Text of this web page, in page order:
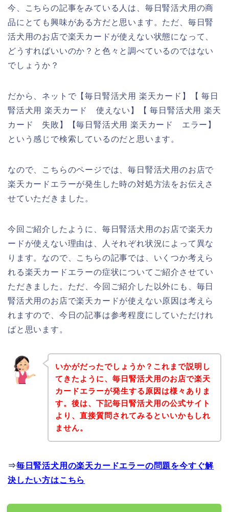
今、こちらの記事をみている人は、毎日腎活犬用の商
品にとても興味がある方だと思います。ただ、毎日腎
活犬用のお店で楽天カードが使えない状態になって、
どうすればいいのか？と色々と調べているのではない
でしょうか？
だから、ネットで【毎日腎活犬用 楽天カード】【 毎日
腎活犬用 楽天カード 使えない】【 毎日腎活犬用 楽天
カード 失敗】【毎日腎活犬用 楽天カード エラー】
という感じで検索しているのだと思います。
なので、こちらのページでは、毎日腎活犬用のお店で
楽天カードエラーが発生した時の対処方法をお伝えさ
せていただきました。
今回ご紹介したように、毎日腎活犬用のお店で楽天カ
ードが使えない理由は、人それぞれ状況によって異な
ります。なので、こちらの記事では、いくつか考えら
れる楽天カードエラーの症状についてご紹介させてい
ただきました。ただ、今回ご紹介した以外にも、毎日
腎活犬用のお店で楽天カードが使えない原因は考えら
れますので、今日の記事は参考程度にしていただけれ
ばと思います。
いかがだったでしょうか？これまで説明し
てきたように、毎日腎活犬用のお店で楽天
カードエラーが発生する原因は様々ありま
す。後は、下記毎日腎活犬用の公式サイト
より、直接質問されてみるといいかもしれ
ません。
⇒毎日腎活犬用の楽天カードエラーの問題を今すぐ解
決したい方はこちら